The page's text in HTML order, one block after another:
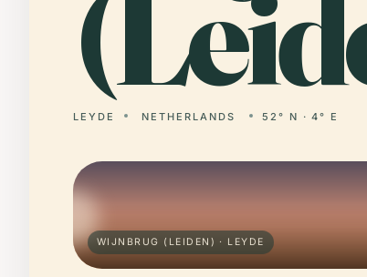
LEYDE NETHERLANDS 52° N · 4° E
WIJNBRUG (LEIDEN) · LEYDE